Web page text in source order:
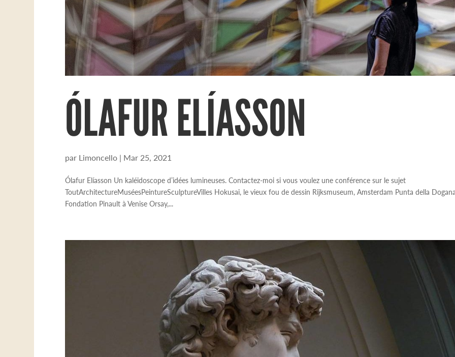
ÓLAFUR ELÍASSON
par Limoncello| Mar 25, 2021
Ólafur Elíasson Un kaléidoscope d’idées lumineuses. Contactez-moi si vous voulez une conférence sur le sujet
ToutArchitectureMuséesPeintureSculptureVilles Hokusai, le vieux fou de dessin Rijksmuseum, Amsterdam Punta della
Fondation Pinault à Venise Orsay,...